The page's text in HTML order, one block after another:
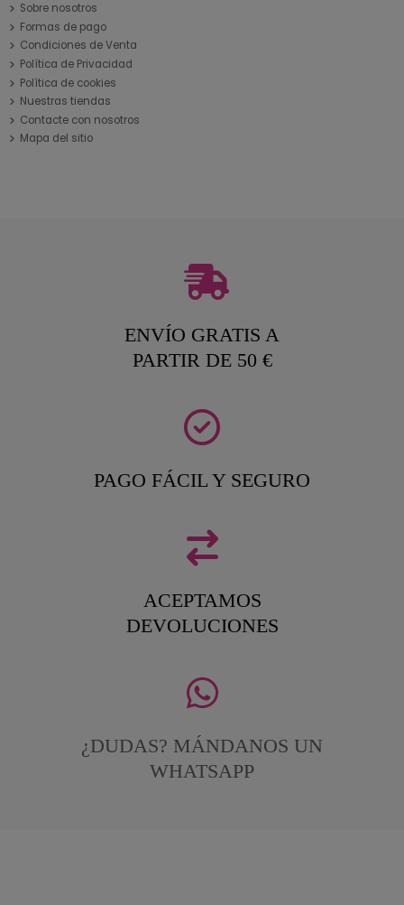
Sobre nosotros
Formas de pago
Condiciones de Venta
Política de Privacidad
Política de cookies
Nuestras tiendas
Contacte con nosotros
Mapa del sitio
ENVÍO GRATIS A
PARTIR DE 50 €
PAGO FÁCIL Y SEGURO
ACEPTAMOS
DEVOLUCIONES
¿DUDAS? MÁNDANOS UN
WHATSAPP